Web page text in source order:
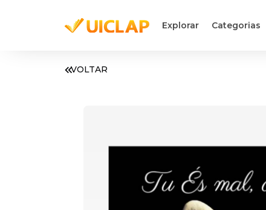
Explorar Categorias
VOLTAR